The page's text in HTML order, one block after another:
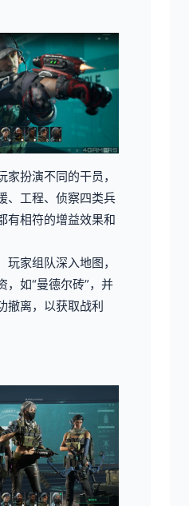
家扮演不同的干员，
、工程、侦察四类兵
有相符的增益效果和
玩家组队深入地图，
，如“曼德尔砖”，并
撤离，以获取战利